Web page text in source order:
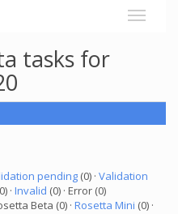
tasks for
pending (0) · Validation
· Invalid (0) · Error (0)
Beta (0) · Rosetta Mini (0) ·